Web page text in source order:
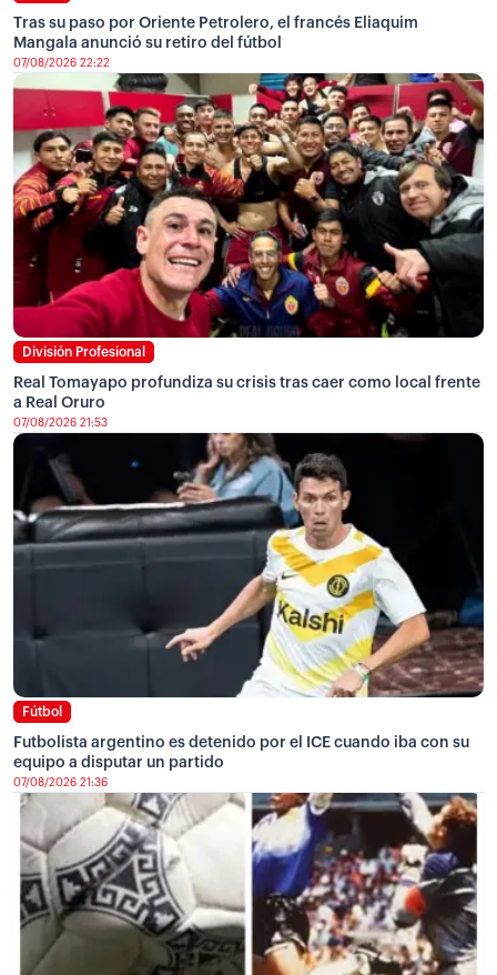
Tras su paso por Oriente Petrolero, el francés Eliaquim
Mangala anunció su retiro del fútbol
07/08/2026 22:22
División Profesional
Real Tomayapo profundiza su crisis tras caer como local frente
a Real Oruro
07/08/2026 21:53
Fútbol
Futbolista argentino es detenido por el ICE cuando iba con su
equipo a disputar un partido
07/08/2026 21:36